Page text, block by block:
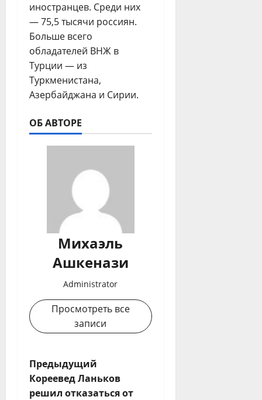
иностранцев. Среди них
— 75,5 тысячи россиян.
Больше всего
обладателей ВНЖ в
Турции — из
Туркменистана,
Азербайджана и Сирии.
ОБ АВТОРЕ
Михаэль
Ашкенази
Administrator
Просмотреть все
записи
Н
а
Предыдущий
Кореевед Ланьков
решил отказаться от